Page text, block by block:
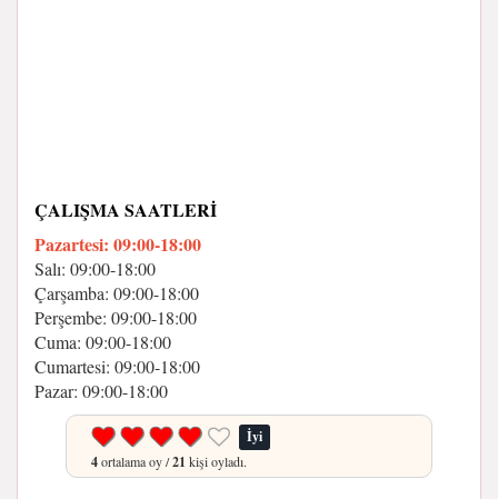
ÇALIŞMA SAATLERI
Pazartesi: 09:00-18:00
Salı: 09:00-18:00
Çarşamba: 09:00-18:00
Perşembe: 09:00-18:00
Cuma: 09:00-18:00
Cumartesi: 09:00-18:00
Pazar: 09:00-18:00
İyi
4ortalama oy /21 kişi oyladı.